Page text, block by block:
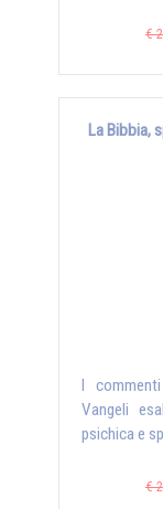
€
La Bibbia,
I
Vangeli
psichica e
€